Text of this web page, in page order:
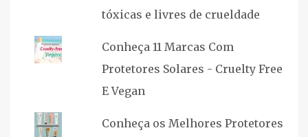
tóxicas e livres de crueldade
Conheça 11 Marcas Com
Protetores Solares - Cruelty Free
E Vegan
Conheça os Melhores Protetores